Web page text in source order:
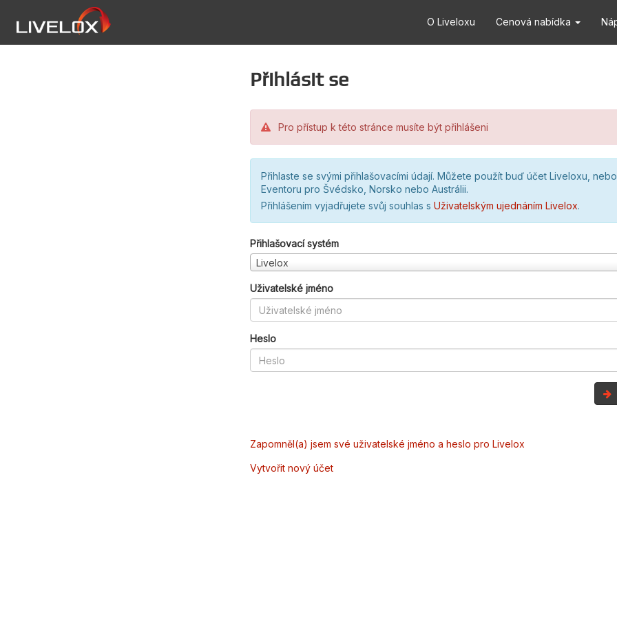
O Liveloxu Cenová nabídka
Přihlásit se
Pro přístup k této stránce musíte být přihlášeni
Přihlaste se svými přihlašovacími údají. Můžete použít buď účet Liveloxu,
Eventoru pro Švédsko, Norsko nebo Austrálii.
Přihlášením vyjadřujete svůj souhlas s Uživatelským ujednáním Livelox.
Přihlašovací systém
Livelox
Uživatelské jméno
Heslo
Zapomněl(a) jsem své uživatelské jméno a heslo pro Livelox
Vytvořit nový účet